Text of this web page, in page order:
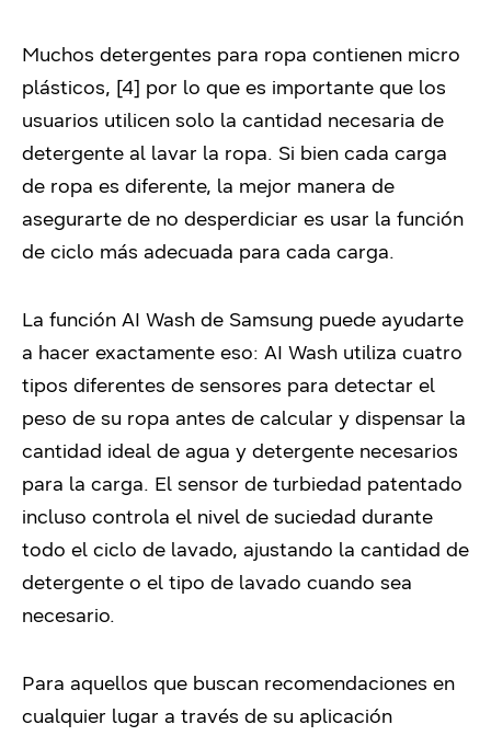
Muchos detergentes para ropa contienen micro
plásticos, [4] por lo que es importante que los
usuarios utilicen solo la cantidad necesaria de
detergente al lavar la ropa. Si bien cada carga
de ropa es diferente, la mejor manera de
asegurarte de no desperdiciar es usar la función
de ciclo más adecuada para cada carga.
La función AI Wash de Samsung puede ayudarte
a hacer exactamente eso: AI Wash utiliza cuatro
tipos diferentes de sensores para detectar el
peso de su ropa antes de calcular y dispensar la
cantidad ideal de agua y detergente necesarios
para la carga. El sensor de turbiedad patentado
incluso controla el nivel de suciedad durante
todo el ciclo de lavado, ajustando la cantidad de
detergente o el tipo de lavado cuando sea
necesario.
Para aquellos que buscan recomendaciones en
cualquier lugar a través de su aplicación